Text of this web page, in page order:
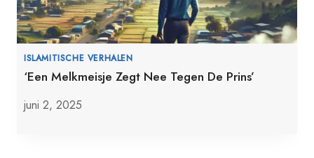
ISLAMITISCHE VERHALEN
‘Een Melkmeisje Zegt Nee Tegen De Prins’
juni 2, 2025